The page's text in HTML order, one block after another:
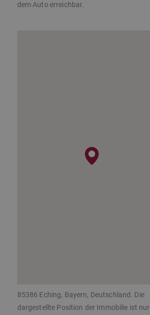
dem Auto erreichbar.
85386 Eching, Bayern, Deutschland. Die
dargestellte Position der Immobilie ist nur